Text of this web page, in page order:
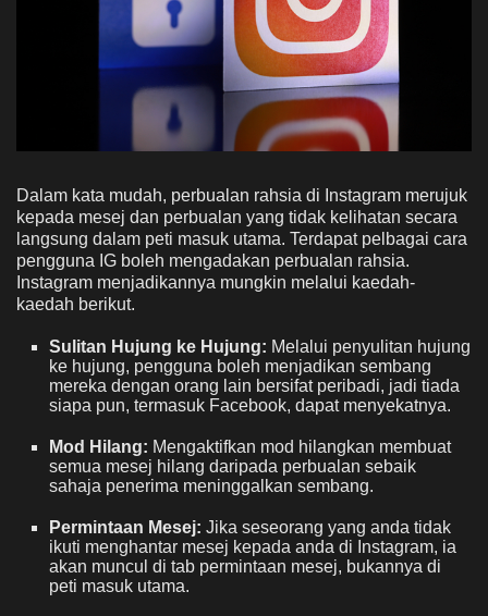
Dalam kata mudah, perbualan rahsia di Instagram merujuk
kepada mesej dan perbualan yang tidak kelihatan secara
langsung dalam peti masuk utama. Terdapat pelbagai cara
pengguna IG boleh mengadakan perbualan rahsia.
Instagram menjadikannya mungkin melalui kaedah-
kaedah berikut.
Sulitan Hujung ke Hujung: Melalui penyulitan hujung
ke hujung, pengguna boleh menjadikan sembang
mereka dengan orang lain bersifat peribadi, jadi tiada
siapa pun, termasuk Facebook, dapat menyekatnya.
Mod Hilang: Mengaktifkan mod hilangkan membuat
semua mesej hilang daripada perbualan sebaik
sahaja penerima meninggalkan sembang.
Permintaan Mesej: Jika seseorang yang anda tidak
ikuti menghantar mesej kepada anda di Instagram, ia
akan muncul di tab permintaan mesej, bukannya di
peti masuk utama.